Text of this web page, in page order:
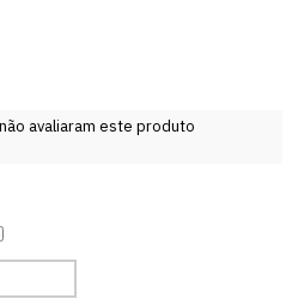
avaliaram este produto